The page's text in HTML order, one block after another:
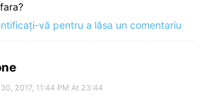
vă pentru a lăsa un comentariu
2017, 11:44 PM At 23:44